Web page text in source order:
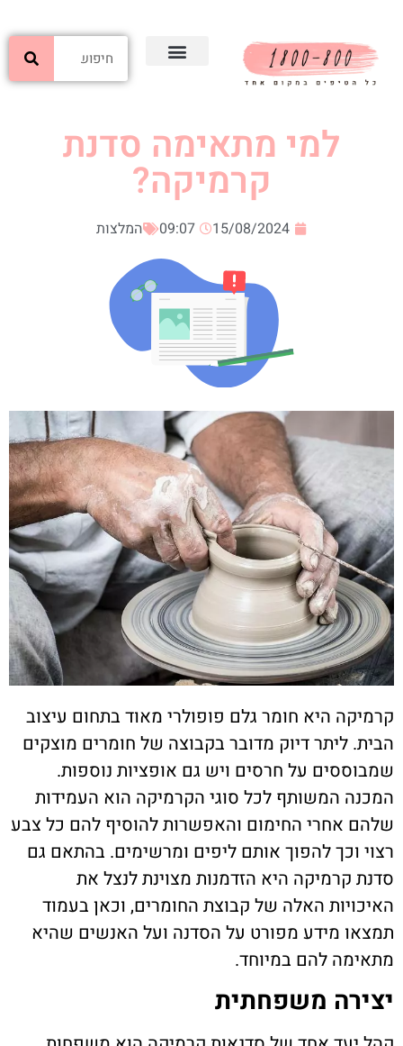
למי מתאימה סדנת
קרמיקה?
15/08/2024
09:07 המלצות
קרמיקה היא חומר גלם פופולרי מאוד בתחום עיצוב
הבית. ליתר דיוק מדובר בקבוצה של חומרים מוצקים
שמבוססים על חרסים ויש גם אופציות נוספות.
המכנה המשותף לכל סוגי הקרמיקה הוא העמידות
שלהם אחרי החימום והאפשרות להוסיף להם כל צבע
רצוי וכך להפוך אותם ליפים ומרשימים. בהתאם גם
סדנת קרמיקה היא הזדמנות מצוינת לנצל את
האיכויות האלה של קבוצת החומרים, וכאן בעמוד
תמצאו מידע מפורט על הסדנה ועל האנשים שהיא
מתאימה להם במיוחד.
יצירה משפחתית